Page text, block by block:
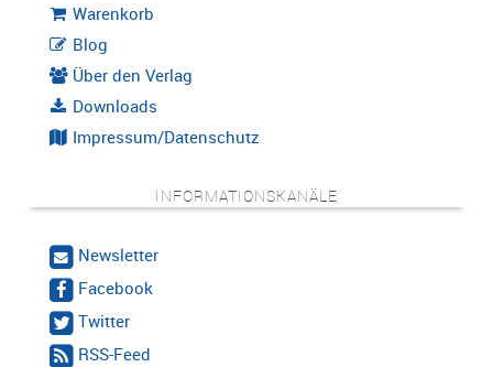
Warenkorb
Blog
Über den Verlag
Downloads
Impressum/Datenschutz
INFORMATIONSKANÄLE
Newsletter
Facebook
Twitter
RSS-Feed